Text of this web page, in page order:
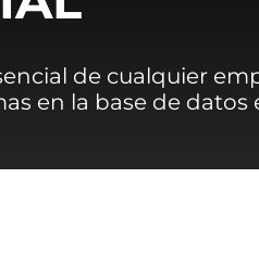
de cualquier
en la base de